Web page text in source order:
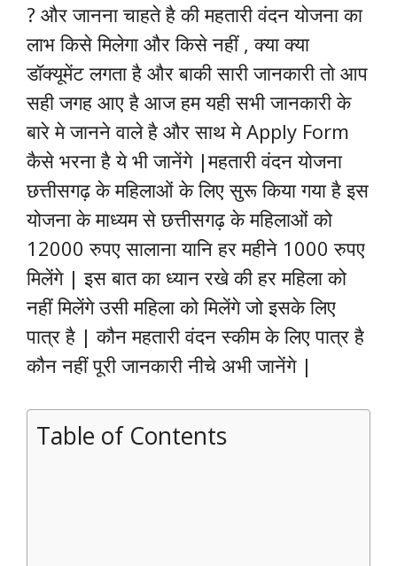
? और जानना चाहते है की महतारी वंदन योजना का
लाभ किसे मिलेगा और किसे नहीं , क्या क्या
डॉक्यूमेंट लगता है और बाकी सारी जानकारी तो आप
सही जगह आए है आज हम यही सभी जानकारी के
बारे मे जानने वाले है और साथ मे Apply Form
कैसे भरना है ये भी जानेंगे |महतारी वंदन योजना
छत्तीसगढ़ के महिलाओं के लिए सुरू किया गया है इस
योजना के माध्यम से छत्तीसगढ़ के महिलाओं को
12000 रुपए सालाना यानि हर महीने 1000 रुपए
मिलेंगे | इस बात का ध्यान रखे की हर महिला को
नहीं मिलेंगे उसी महिला को मिलेंगे जो इसके लिए
पात्र है | कौन महतारी वंदन स्कीम के लिए पात्र है
कौन नहीं पूरी जानकारी नीचे अभी जानेंगे |
Table of Contents